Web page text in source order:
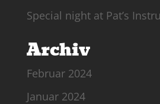
Special night at Pat’s
Archiv
Februar 2024
Januar 2024